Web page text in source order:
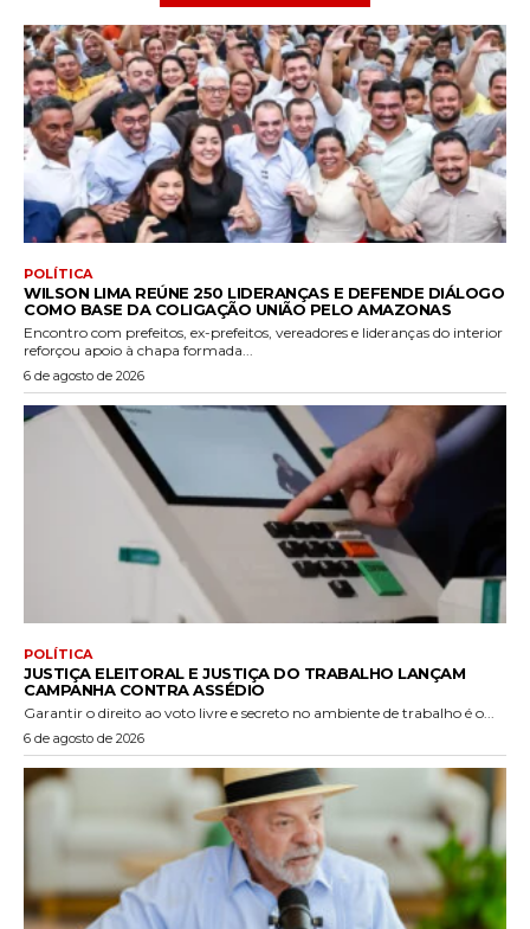
POLÍTICA
WILSON LIMA REÚNE 250 LIDERANÇAS E DEFENDE DIÁLOGO
COMO BASE DA COLIGAÇÃO UNIÃO PELO AMAZONAS
Encontro com prefeitos, ex-prefeitos, vereadores e lideranças do interior
reforçou apoio à chapa formada...
6 de agosto de 2026
POLÍTICA
JUSTIÇA ELEITORAL E JUSTIÇA DO TRABALHO LANÇAM
CAMPANHA CONTRA ASSÉDIO
Garantir o direito ao voto livre e secreto no ambiente de trabalho é o...
6 de agosto de 2026